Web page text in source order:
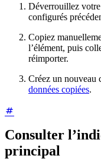
Déverrouillez
configurés
Copiez
l’élément, puis
réimporter.
Créez un nouveau
données copiées.
Consulter
principal